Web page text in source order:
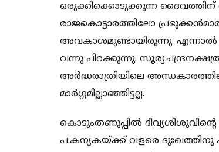
ഒരുക്കിക്കൊടുക്കുന്ന ദൈവത്തിന്
രാജകൊട്ടാരത്തിലോ
അവകാശമുണ്ടായിരുന്നു. എന്നാല്‍
വന്നു പിറക്കുന്നു.
അര്‍ദ്ധരാത്രിയിലെ
മാര്‍ഗ്ഗമില്ലാഞ്ഞിട്ടല്ല.
കൊടുംതണുപ്പില്‍
പ.കന്യകയ്ക്ക് വളരെ ദുഃഖത്തിനു